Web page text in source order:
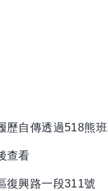
歷自傳透過518熊
查看
復興路一段311號